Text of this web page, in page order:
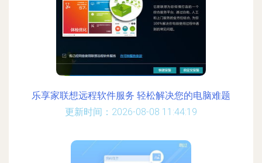
乐享家联想远程软件服务 轻松解决您的电脑难题
更新时间：2026-08-08 11:44:19